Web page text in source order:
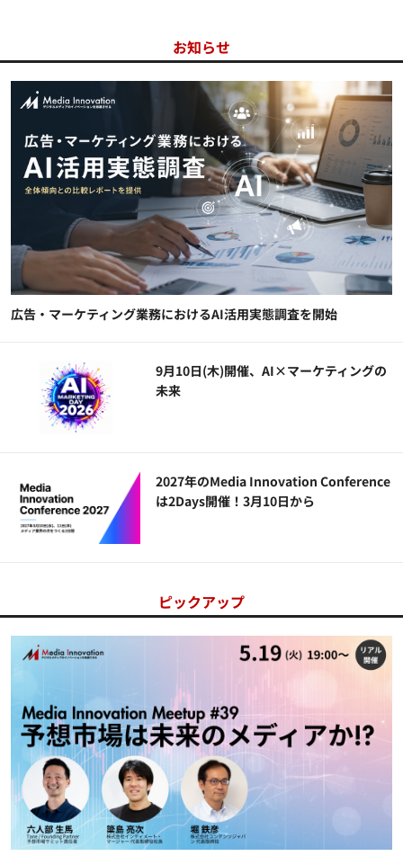
お知らせ
広告・マーケティング業務におけるAI活用実態調査を開始
9月10日(木)開催、AI×マーケティングの
未来
2027年のMedia Innovation Conference
は2Days開催！3月10日から
ピックアップ